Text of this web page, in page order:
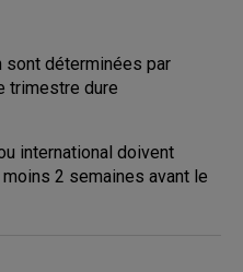
déterminées par
trimestre dure
international doivent
2 semaines avant le